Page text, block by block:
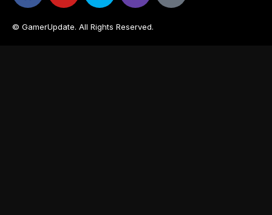
© GamerUpdate. All Rights Reserved.